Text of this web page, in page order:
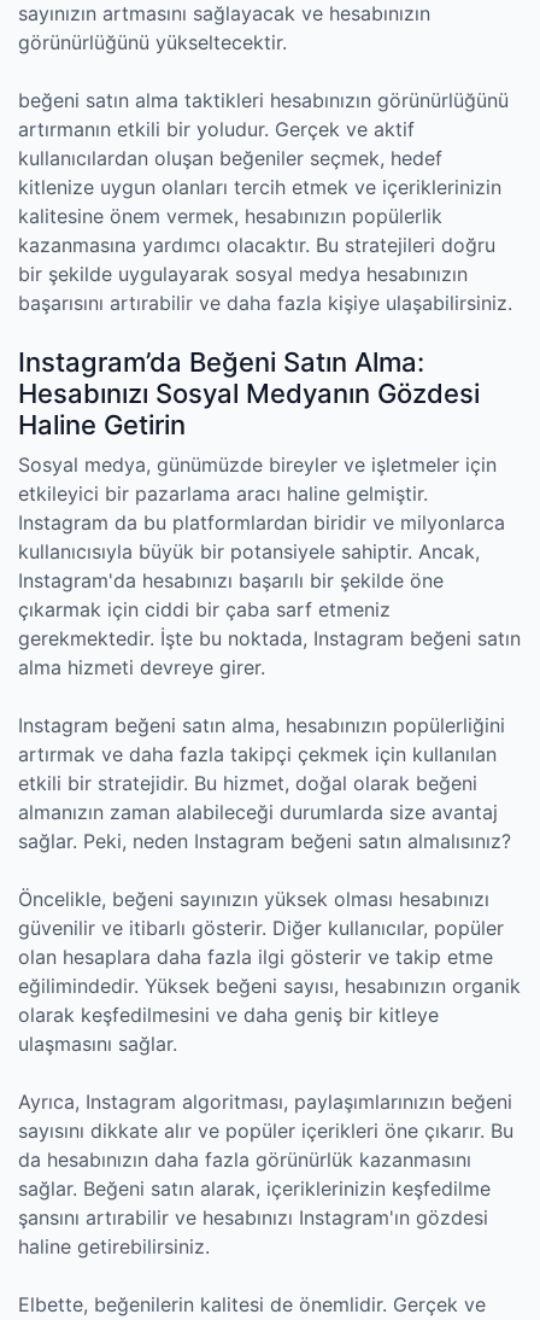
sayınızın artmasını sağlayacak ve hesabınızın
görünürlüğünü yükseltecektir.
beğeni satın alma taktikleri hesabınızın görünürlüğünü
artırmanın etkili bir yoludur. Gerçek ve aktif
kullanıcılardan oluşan beğeniler seçmek, hedef
kitlenize uygun olanları tercih etmek ve içeriklerinizin
kalitesine önem vermek, hesabınızın popülerlik
kazanmasına yardımcı olacaktır. Bu stratejileri doğru
bir şekilde uygulayarak sosyal medya hesabınızın
başarısını artırabilir ve daha fazla kişiye ulaşabilirsiniz.
Instagram’da Beğeni Satın Alma:
Hesabınızı Sosyal Medyanın Gözdesi
Haline Getirin
Sosyal medya, günümüzde bireyler ve işletmeler için
etkileyici bir pazarlama aracı haline gelmiştir.
Instagram da bu platformlardan biridir ve milyonlarca
kullanıcısıyla büyük bir potansiyele sahiptir. Ancak,
Instagram'da hesabınızı başarılı bir şekilde öne
çıkarmak için ciddi bir çaba sarf etmeniz
gerekmektedir. İşte bu noktada, Instagram beğeni satın
alma hizmeti devreye girer.
Instagram beğeni satın alma, hesabınızın popülerliğini
artırmak ve daha fazla takipçi çekmek için kullanılan
etkili bir stratejidir. Bu hizmet, doğal olarak beğeni
almanızın zaman alabileceği durumlarda size avantaj
sağlar. Peki, neden Instagram beğeni satın almalısınız?
Öncelikle, beğeni sayınızın yüksek olması hesabınızı
güvenilir ve itibarlı gösterir. Diğer kullanıcılar, popüler
olan hesaplara daha fazla ilgi gösterir ve takip etme
eğilimindedir. Yüksek beğeni sayısı, hesabınızın organik
olarak keşfedilmesini ve daha geniş bir kitleye
ulaşmasını sağlar.
Ayrıca, Instagram algoritması, paylaşımlarınızın beğeni
sayısını dikkate alır ve popüler içerikleri öne çıkarır. Bu
da hesabınızın daha fazla görünürlük kazanmasını
sağlar. Beğeni satın alarak, içeriklerinizin keşfedilme
şansını artırabilir ve hesabınızı Instagram'ın gözdesi
haline getirebilirsiniz.
Elbette, beğenilerin kalitesi de önemlidir. Gerçek ve